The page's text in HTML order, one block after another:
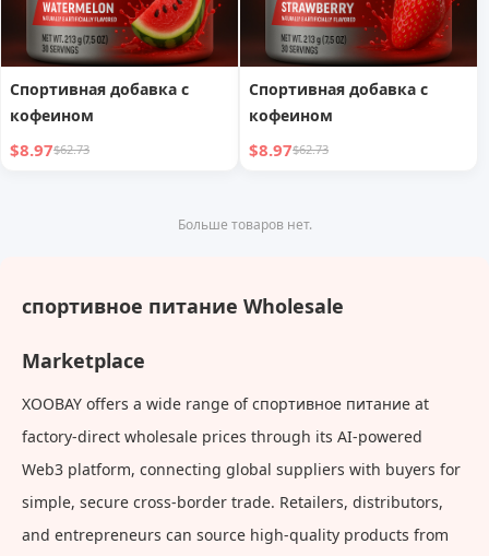
Спортивная добавка с
кофеином
$8.97$62.73
Спортивная добавка с
кофеином
$8.97$62.73
Больше товаров нет.
спортивное питание Wholesale
Marketplace
XOOBAY offers a wide range of спортивное питание at
factory-direct wholesale prices through its AI-powered
Web3 platform, connecting global suppliers with buyers for
simple, secure cross-border trade. Retailers, distributors,
and entrepreneurs can source high-quality products from